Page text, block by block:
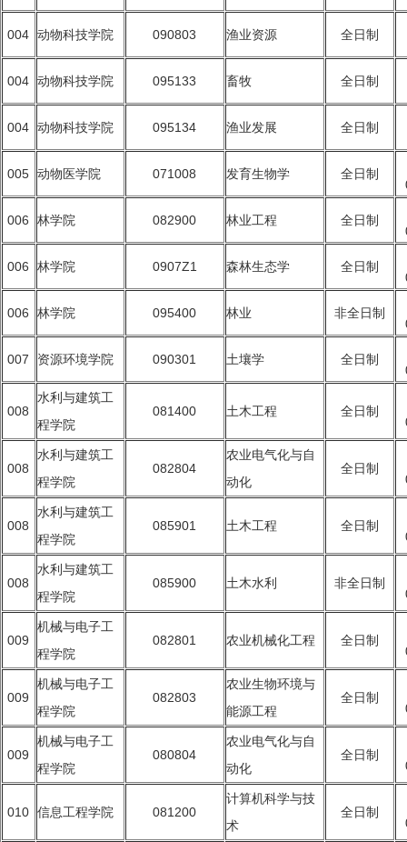
004 动物科技学院 090803 渔业资源 全日制
004 动物科技学院 095133 畜牧 全日制
004 动物科技学院 095134 渔业发展 全日制
005 动物医学院 071008 发育生物学 全日制
006 林学院 082900 林业工程 全日制
006 林学院 0907Z1 森林生态学 全日制
006 林学院 095400 林业 非全日制
007 资源环境学院 090301 土壤学 全日制
008
水利与建筑工
程学院
081400 土木工程 全日制
008
水利与建筑工
程学院
082804
农业电气化与自
动化
全日制
008
水利与建筑工
程学院
085901 土木工程 全日制
008
水利与建筑工
程学院
085900 土木水利 非全日制
009
机械与电子工
程学院
082801 农业机械化工程 全日制
009
机械与电子工
程学院
082803
农业生物环境与
能源工程
全日制
009
机械与电子工
程学院
080804
农业电气化与自
动化
全日制
010 信息工程学院 081200
计算机科学与技
术
全日制